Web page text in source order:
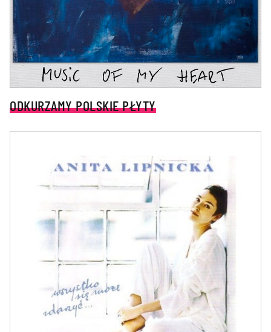
ODKURZAMY POLSKIE PŁYTY